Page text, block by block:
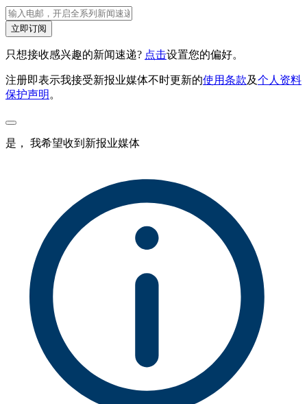
立即订阅
只想接收感兴趣的新闻速递? 点击设置您的偏好。
注册即表示我接受新报业媒体不时更新的使用条款及个人资料
保护声明 。
是， 我希望收到新报业媒体